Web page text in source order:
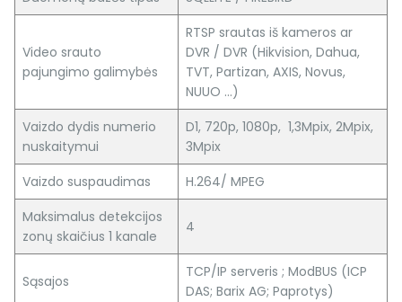
Video srauto
pajungimo galimybės
RTSP srautas iš kameros ar
DVR / DVR (Hikvision, Dahua,
TVT, Partizan, AXIS, Novus,
NUUO …)
Vaizdo dydis numerio
nuskaitymui
D1, 720p, 1080p, 1,3Mpix, 2Mpix,
3Mpix
Vaizdo suspaudimas
H.264/ MPEG
Maksimalus detekcijos
zonų skaičius 1 kanale
4
Sąsajos
TCP/IP serveris ; ModBUS (ICP
DAS; Barix AG; Paprotys)